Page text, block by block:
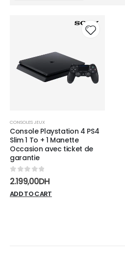
wishlist
CONSOLES JEUX
Console Playstation 4 PS4
Slim 1 To + 1 Manette
Occasion avec ticket de
garantie
0 sur 5
2.199,00DH
ADD TO CART